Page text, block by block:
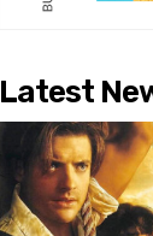
Latest